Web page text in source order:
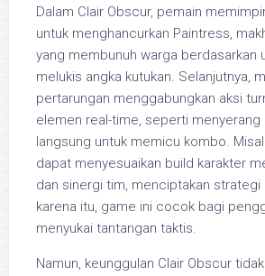
Dalam Clair Obscur, pemain
untuk menghancurkan Paintress,
yang membunuh warga berdasarkan
melukis angka kutukan. Selanjutnya,
pertarungan menggabungkan aksi
elemen real-time, seperti menyerang
langsung untuk memicu kombo.
dapat menyesuaikan build karakter
dan sinergi tim, menciptakan strategi
karena itu, game ini cocok bagi
menyukai tantangan taktis.
Namun, keunggulan Clair Obscur